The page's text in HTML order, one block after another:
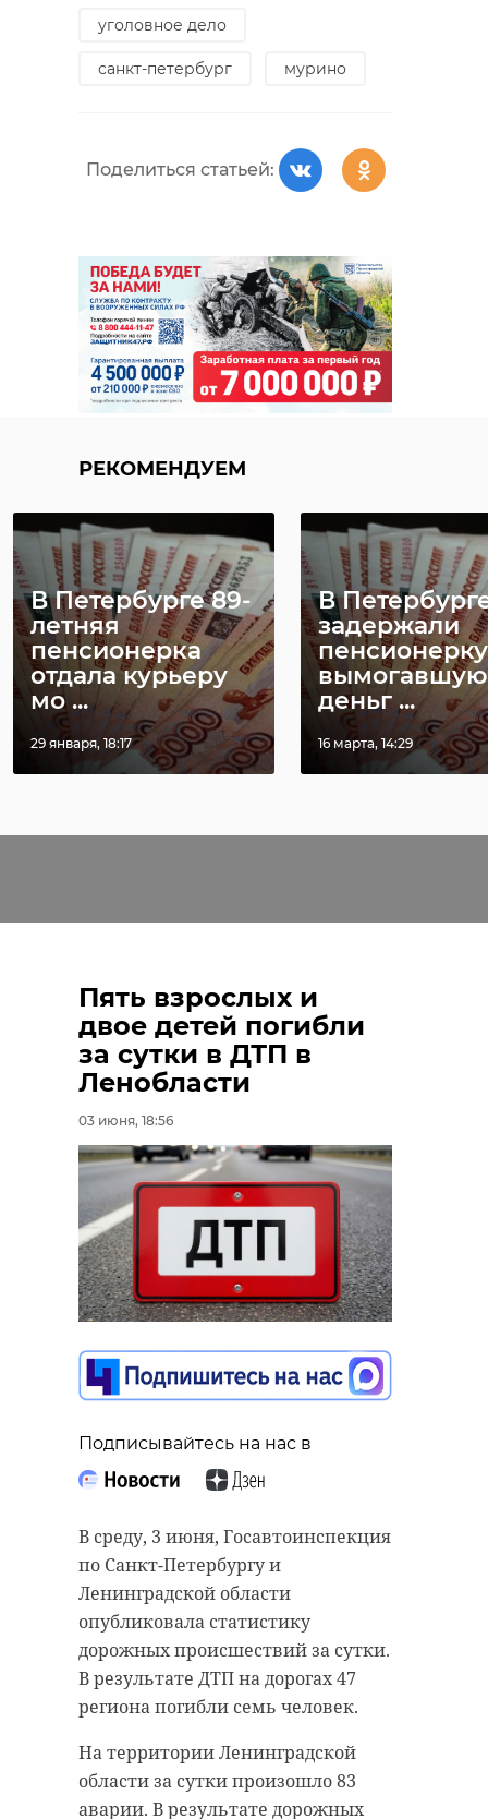
уголовное дело
санкт-петербург мурино
Поделиться статьей:
РЕКОМЕНДУЕМ
В Петербурге 89-
летняя
пенсионерка
отдала курьеру
мо ...
29 января, 18:17
В
задержали
вымогавшую
деньг ...
16 марта, 14:29
Пять взрослых и
двое детей погибли
за сутки в ДТП в
Ленобласти
03 июня, 18:56
Подписывайтесь на нас в
В среду, 3 июня, Госавтоинспекция
по Санкт-Петербургу и
Ленинградской области
опубликовала статистику
дорожных происшествий за сутки.
В результате ДТП на дорогах 47
региона погибли семь человек.
На территории Ленинградской
области за сутки произошло 83
аварии. В результате дорожных